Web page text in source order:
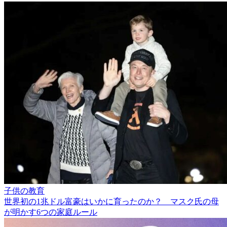
子供の教育
世界初の1兆ドル富豪はいかに育ったのか？ マスク氏の母
が明かす6つの家庭ルール